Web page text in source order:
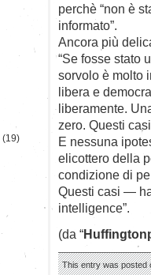
perchè “non è
informato”.
Ancora più
“Se fosse stato
sorvolo è molto
libera e
liberamente.
zero. Questi
E nessuna
elicottero della
condizione di
Questi casi —
intelligence”.
(da “
This entry was posted
(19)